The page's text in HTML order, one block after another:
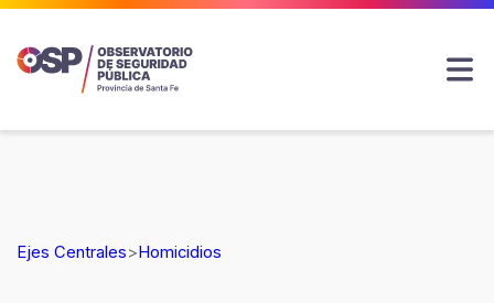
Ejes Centrales>Homicidios